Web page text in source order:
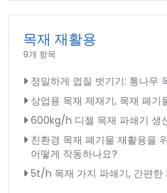
목재 재활용
9개 항목
정밀하게 껍질 벗기기: 통나무
상업용 목재 제재기, 목재 폐기
600kg/h 디젤 목재 파쇄기 생
친환경 목재 폐기물 재활용을
어떻게 작동하나요?
5t/h 목재 가지 파쇄기, 간편한